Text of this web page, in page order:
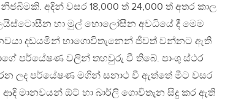
අදින් වසර 18,000 ත් 24,000 ත් අතර කාල
හා මුල් හොලෝසීන අවධියේ දී මෙම
දඩයමින් හාගොවිතැනෙන් ජීවත් වන්නට ඇති
පර්යේෂණ වලින් තහවුරු වී තිබේ. පාංශු ස්ථර
ලද පර්යේෂණ මගින් සනාථ වී ඇත්තේ මීට වසර
මානවයන් ඕට් හා බාර්ලි ගොවිතැන සිදු කර ඇති